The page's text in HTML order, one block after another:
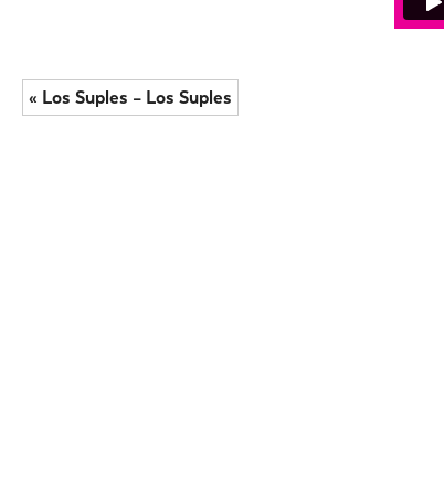
« Los Suples – Los Suples